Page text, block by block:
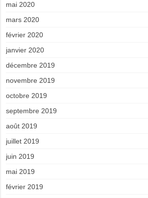
mai 2020
mars 2020
février 2020
janvier 2020
décembre 2019
novembre 2019
octobre 2019
septembre 2019
août 2019
juillet 2019
juin 2019
mai 2019
février 2019